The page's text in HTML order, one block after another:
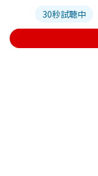
30秒試聴中